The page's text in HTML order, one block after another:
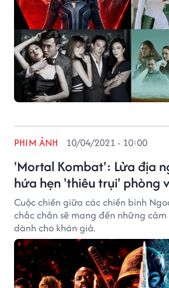
'Mortal Kombat': Lửa địa
hứa hẹn 'thiêu trụi' phòng
PHIM ẢNH 10/04/2021 - 10:00
Cuộc chiến giữa các chiến binh
chắc chắn sẽ mang đến những
dành cho khán giả.